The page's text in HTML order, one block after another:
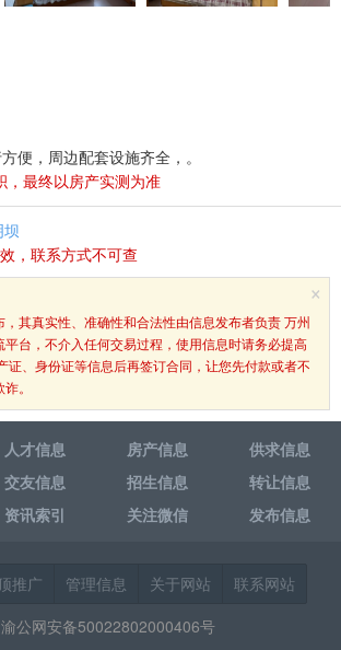
便，周边配套设施齐全，。
，最终以房产实测为准
，联系方式不可查
×
其真实性、准确性和合法性由信息发布者负责 万州
台，不介入任何交易过程，使用信息时请务必提高
证、身份证等信息后再签订合同，让您先付款或者不
。
人才信息 房产信息
供求信息
交友信息 招生信息
转让信息
资讯索引 关注微信 发布信息
推广 管理信息 关于网站
联系网站
渝公网安备50022802000406号